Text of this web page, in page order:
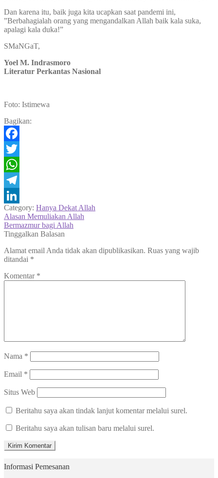
Dan karena itu, baik juga kita ucapkan saat pandemi ini,
”Berbahagialah orang yang mengandalkan Allah baik kala suka,
apalagi kala duka!”
SMaNGaT,
Yoel M. Indrasmoro
Literatur Perkantas Nasional
Foto: Istimewa
Bagikan:
Facebook
Twitter
WhatsApp
Telegram
LinkedIn
Category: Hanya Dekat Allah
Navigasi
pos
Previous
post:
Alasan Memuliakan Allah
Next
post:
Bermazmur bagi Allah
Tinggalkan Balasan
Alamat email Anda tidak akan dipublikasikan. Ruas yang wajib
ditandai *
Komentar *
Nama *
Email *
Situs Web
Beritahu saya akan tindak lanjut komentar melalui surel.
Beritahu saya akan tulisan baru melalui surel.
Informasi Pemesanan